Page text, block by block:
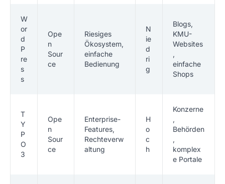
W
or
d
P
re
s
s
Ope
n
Sour
ce
Riesiges
Ökosystem,
einfache
Bedienung
N
ie
d
ri
g
Blogs,
KMU-
Websites
,
einfache
Shops
T
Y
P
O
3
Ope
n
Sour
ce
Enterprise-
Features,
Rechteverw
altung
H
o
c
h
Konzerne
,
Behörden
,
komplex
e Portale